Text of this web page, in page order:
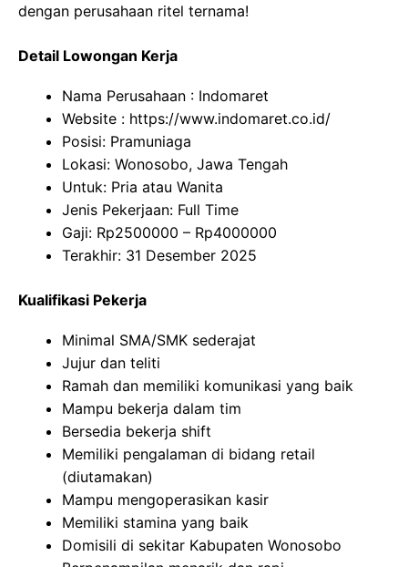
dengan perusahaan ritel ternama!
Detail Lowongan Kerja
Nama Perusahaan : Indomaret
Website : https://www.indomaret.co.id/
Posisi: Pramuniaga
Lokasi: Wonosobo, Jawa Tengah
Untuk: Pria atau Wanita
Jenis Pekerjaan: Full Time
Gaji: Rp2500000 – Rp4000000
Terakhir: 31 Desember 2025
Kualifikasi Pekerja
Minimal SMA/SMK sederajat
Jujur dan teliti
Ramah dan memiliki komunikasi yang baik
Mampu bekerja dalam tim
Bersedia bekerja shift
Memiliki pengalaman di bidang retail
(diutamakan)
Mampu mengoperasikan kasir
Memiliki stamina yang baik
Domisili di sekitar Kabupaten Wonosobo